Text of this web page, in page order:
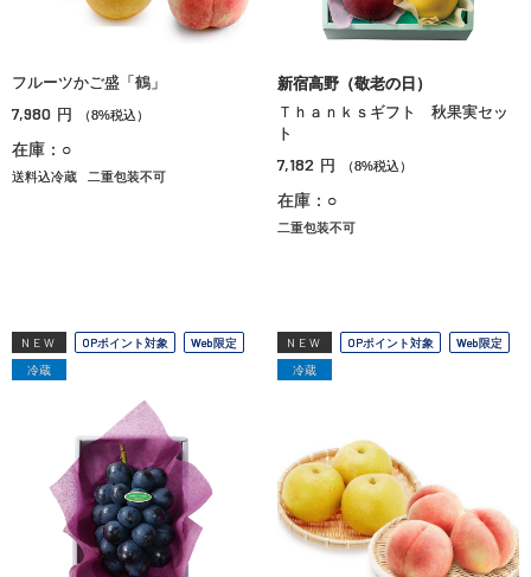
フルーツかご盛「鶴」
7,980 円 （8%税込）
在庫：○
送料込冷蔵 二重包装不可
新宿高野（敬老の日）
Ｔｈａｎｋｓギフト 秋果実セッ
ト
7,182 円 （8%税込）
在庫：○
二重包装不可
NEW OPポイント対象
Web限定
冷蔵
NEW OPポイント対象
Web限定
冷蔵